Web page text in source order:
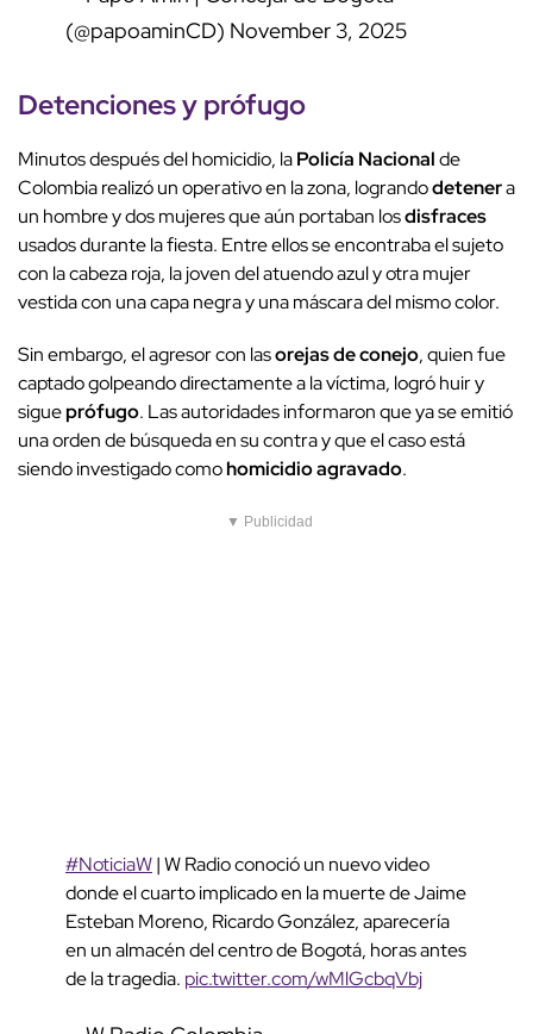
(@papoaminCD) November 3, 2025
Detenciones yprófugo
Minutos después del homicidio, laPolicía Nacionalde
Colombia realizó un operativo en la zona, lograndodetenera
un hombre y dos mujeres que aún portaban losdisfraces
usados durante la fiesta. Entre ellos se encontraba el sujeto
con la cabeza roja, la joven del atuendo azul y otra mujer
vestida con una capa negra y una máscara del mismo color.
Sin embargo, el agresor con lasorejas de conejo, quien fue
captado golpeando directamente a la víctima, logró huir y
sigueprófugo. Las autoridades informaron que ya se emitió
una orden de búsqueda en su contra y que el caso está
siendo investigado comohomicidio agravado.
▼ Publicidad
#NoticiaW| W Radio conoció un nuevo video
donde el cuarto implicado en la muerte de Jaime
Esteban Moreno, Ricardo González, aparecería
en un almacén del centro de Bogotá, horas antes
de la tragedia. pic.twitter.com/wMlGcbqVbj